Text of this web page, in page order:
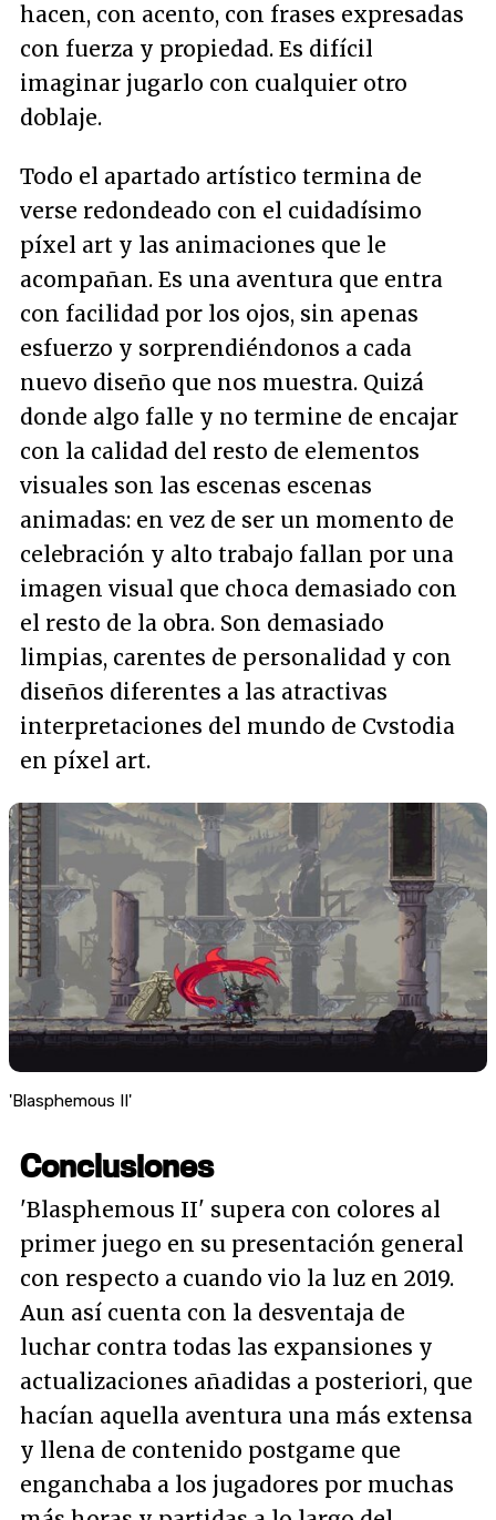
hacen, con acento, con frases expresadas
con fuerza y propiedad. Es difícil
imaginar jugarlo con cualquier otro
doblaje.
Todo el apartado artístico termina de
verse redondeado con el cuidadísimo
píxel art y las animaciones que le
acompañan. Es una aventura que entra
con facilidad por los ojos, sin apenas
esfuerzo y sorprendiéndonos a cada
nuevo diseño que nos muestra. Quizá
donde algo falle y no termine de encajar
con la calidad del resto de elementos
visuales son las escenas escenas
animadas: en vez de ser un momento de
celebración y alto trabajo fallan por una
imagen visual que choca demasiado con
el resto de la obra. Son demasiado
limpias, carentes de personalidad y con
diseños diferentes a las atractivas
interpretaciones del mundo de Cvstodia
en píxel art.
'Blasphemous II'
Conclusiones
'Blasphemous II' supera con colores al
primer juego en su presentación general
con respecto a cuando vio la luz en 2019.
Aun así cuenta con la desventaja de
luchar contra todas las expansiones y
actualizaciones añadidas a posteriori, que
hacían aquella aventura una más extensa
y llena de contenido postgame que
enganchaba a los jugadores por muchas